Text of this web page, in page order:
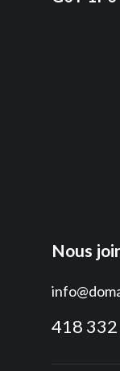
Nous
418